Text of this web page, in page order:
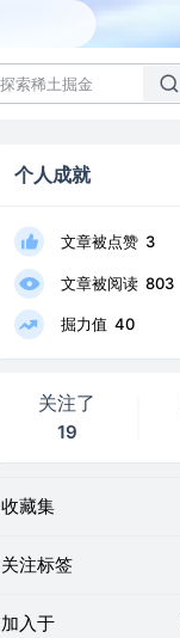
个人成就
文章被点赞 3
文章被阅读 803
掘力值 40
关注了
19
收藏集
关注标签
加入于